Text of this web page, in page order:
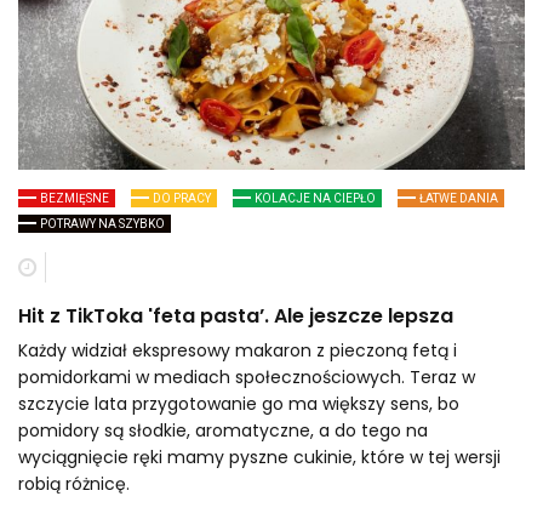
BEZMIĘSNE DO PRACY KOLACJE NA CIEPŁO
ŁATWE DANIA
POTRAWY NA SZYBKO
Hit z TikToka 'feta pasta’. Ale jeszcze lepsza
Każdy widział ekspresowy makaron z pieczoną fetą i
pomidorkami w mediach społecznościowych. Teraz w
szczycie lata przygotowanie go ma większy sens, bo
pomidory są słodkie, aromatyczne, a do tego na
wyciągnięcie ręki mamy pyszne cukinie, które w tej wersji
robią różnicę.